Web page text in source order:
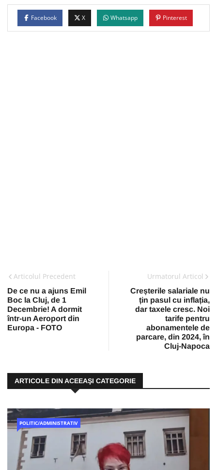
Facebook X Whatsapp Pinterest
Articolul Precedent
De ce nu a ajuns Emil
Boc la Cluj, de 1
Decembrie! A dormit
într-un Aeroport din
Europa - FOTO
Urmatorul Articol
Creșterile salariale nu
țin pasul cu inflația,
dar taxele cresc. Noi
tarife pentru
abonamentele de
parcare, din 2024, în
Cluj-Napoca
ARTICOLE DIN ACEEAŞI CATEGORIE
POLITIC/ADMINISTRATIV